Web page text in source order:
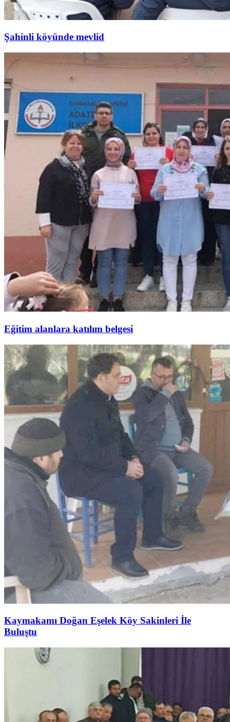
Şahinli köyünde mevlid
Eğitim alanlara katılım belgesi
Kaymakamı Doğan Eşelek Köy Sakinleri İle
Buluştu